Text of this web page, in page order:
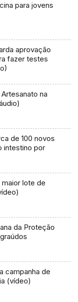
para jovens
aprovação
fazer testes
na
de 100 novos
intestino por
lote de
da Proteção
campanha de
(vídeo)